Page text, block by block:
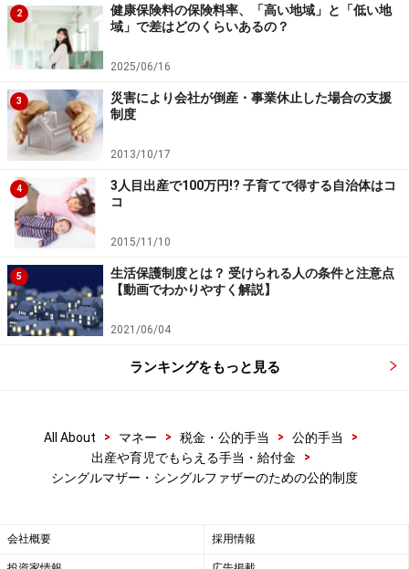
2
健康保険料の保険料率、「高い地域」と「低い地
域」で差はどのくらいあるの？
2025/06/16
3
災害により会社が倒産・事業休止した場合の支援
制度
2013/10/17
4
3人目出産で100万円!? 子育てで得する自治体はコ
コ
2015/11/10
5
生活保護制度とは？ 受けられる人の条件と注意点
【動画でわかりやすく解説】
2021/06/04
ランキングをもっと見る
All About > マネー > 税金・公的手当 > 公的手当
>
出産や育児でもらえる手当・給付金
>
シングルマザー・シングルファザーのための公的制度
会社概要 採用情報